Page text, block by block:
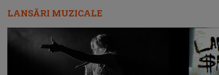
LANSĂRI MUZICALE